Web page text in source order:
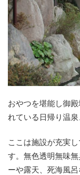
おやつを堪能し御
れている日帰り温泉
ここは施設が充実
す。無色透明無味
ーや露天、死海風